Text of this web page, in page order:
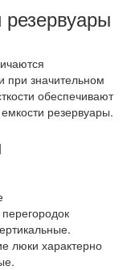
значительном
обеспечивают
резервуары.
люки характерно